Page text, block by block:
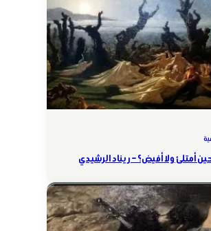
أمتلئ ولا أفيض؟ – ريناد الرشيدي